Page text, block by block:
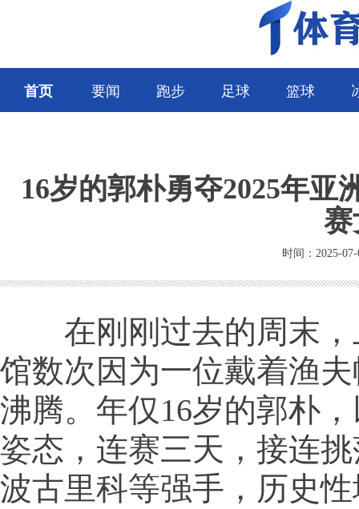
首页 要闻 跑步 足球 篮球
16岁的郭朴勇夺2025年
赛
时间：2025-07-
在刚刚过去的周末，
馆数次因为一位戴着渔
沸腾。年仅16岁的郭朴
姿态，连赛三天，接连
波古里科等强手，历史